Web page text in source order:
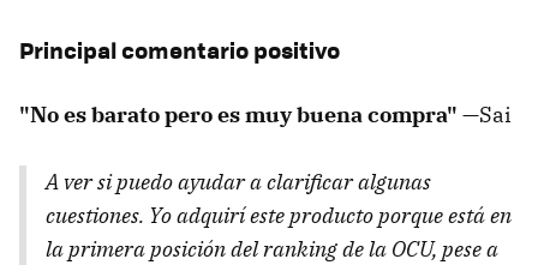
Principal comentario positivo
"No es barato pero es muy buena compra" —Sai
A ver si puedo ayudar a clarificar algunas
cuestiones. Yo adquirí este producto porque está en
la primera posición del ranking de la OCU, pese a